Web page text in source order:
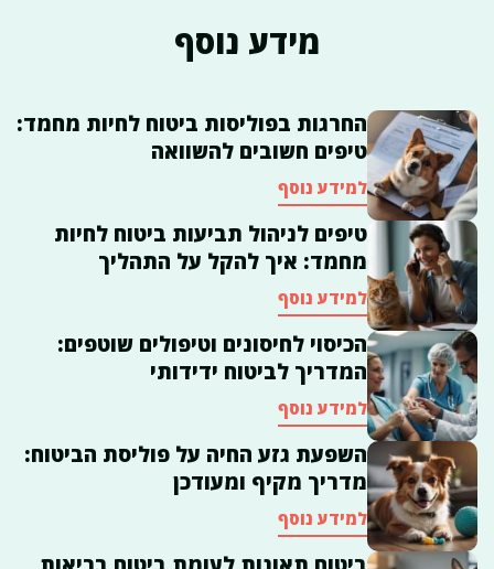
מידע נוסף
החרגות בפוליסות ביטוח לחיות מחמד:
טיפים חשובים להשוואה
למידע נוסף
טיפים לניהול תביעות ביטוח לחיות
מחמד: איך להקל על התהליך
למידע נוסף
הכיסוי לחיסונים וטיפולים שוטפים:
המדריך לביטוח ידידותי
למידע נוסף
השפעת גזע החיה על פוליסת הביטוח:
מדריך מקיף ומעודכן
למידע נוסף